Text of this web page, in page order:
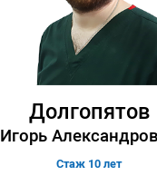
Долгопятов
Игорь
Стаж 10 лет